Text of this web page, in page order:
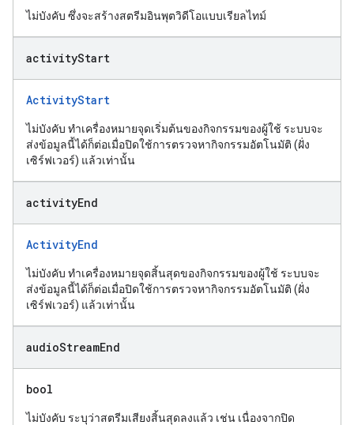
ไม่บังคับ ซึ่งจะสร้างสตรีมอินพุตวิดีโอแบบเรียลไทม์
activityStart
ActivityStart
ไม่บังคับ ทําเครื่องหมายจุดเริ่มต้นของกิจกรรมของผู้ใช้ ระบบจะ
ส่งข้อมูลนี้ได้ก็ต่อเมื่อปิดใช้การตรวจหากิจกรรมอัตโนมัติ (ฝั่ง
เซิร์ฟเวอร์) แล้วเท่านั้น
activityEnd
ActivityEnd
ไม่บังคับ ทำเครื่องหมายจุดสิ้นสุดของกิจกรรมของผู้ใช้ ระบบจะ
ส่งข้อมูลนี้ได้ก็ต่อเมื่อปิดใช้การตรวจหากิจกรรมอัตโนมัติ (ฝั่ง
เซิร์ฟเวอร์) แล้วเท่านั้น
audioStreamEnd
bool
ไม่บังคับ ระบุว่าสตรีมเสียงสิ้นสุดลงแล้ว เช่น เนื่องจากปิด